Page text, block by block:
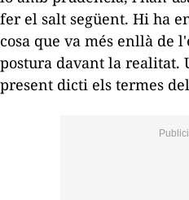
fer el salt següent. Hi ha
cosa que va més enllà de
postura davant la realitat.
present dicti els termes